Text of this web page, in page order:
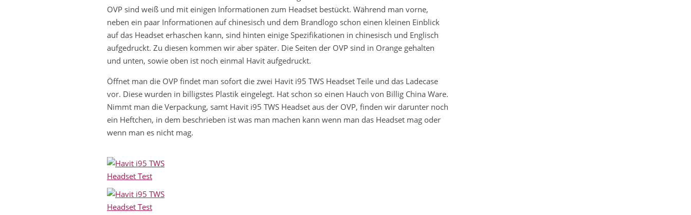
OVP sind weiß und mit einigen Informationen zum Headset bestückt. Während man vorne,
neben ein paar Informationen auf chinesisch und dem Brandlogo schon einen kleinen Einblick
auf das Headset erhaschen kann, sind hinten einige Spezifikationen in chinesisch und Englisch
aufgedruckt. Zu diesen kommen wir aber später. Die Seiten der OVP sind in Orange gehalten
und unten, sowie oben ist noch einmal Havit aufgedruckt.
Öffnet man die OVP findet man sofort die zwei Havit i95 TWS Headset Teile und das Ladecase
vor. Diese wurden in billigstes Plastik eingelegt. Hat schon so einen Hauch von Billig China Ware.
Nimmt man die Verpackung, samt Havit i95 TWS Headset aus der OVP, finden wir darunter noch
ein Heftchen, in dem beschrieben ist was man machen kann wenn man das Headset mag oder
wenn man es nicht mag.